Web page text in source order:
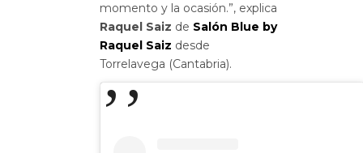
momento y la ocasión.”, explica
Raquel Saiz de Salón Blue by
Raquel Saiz desde
Torrelavega (Cantabria).